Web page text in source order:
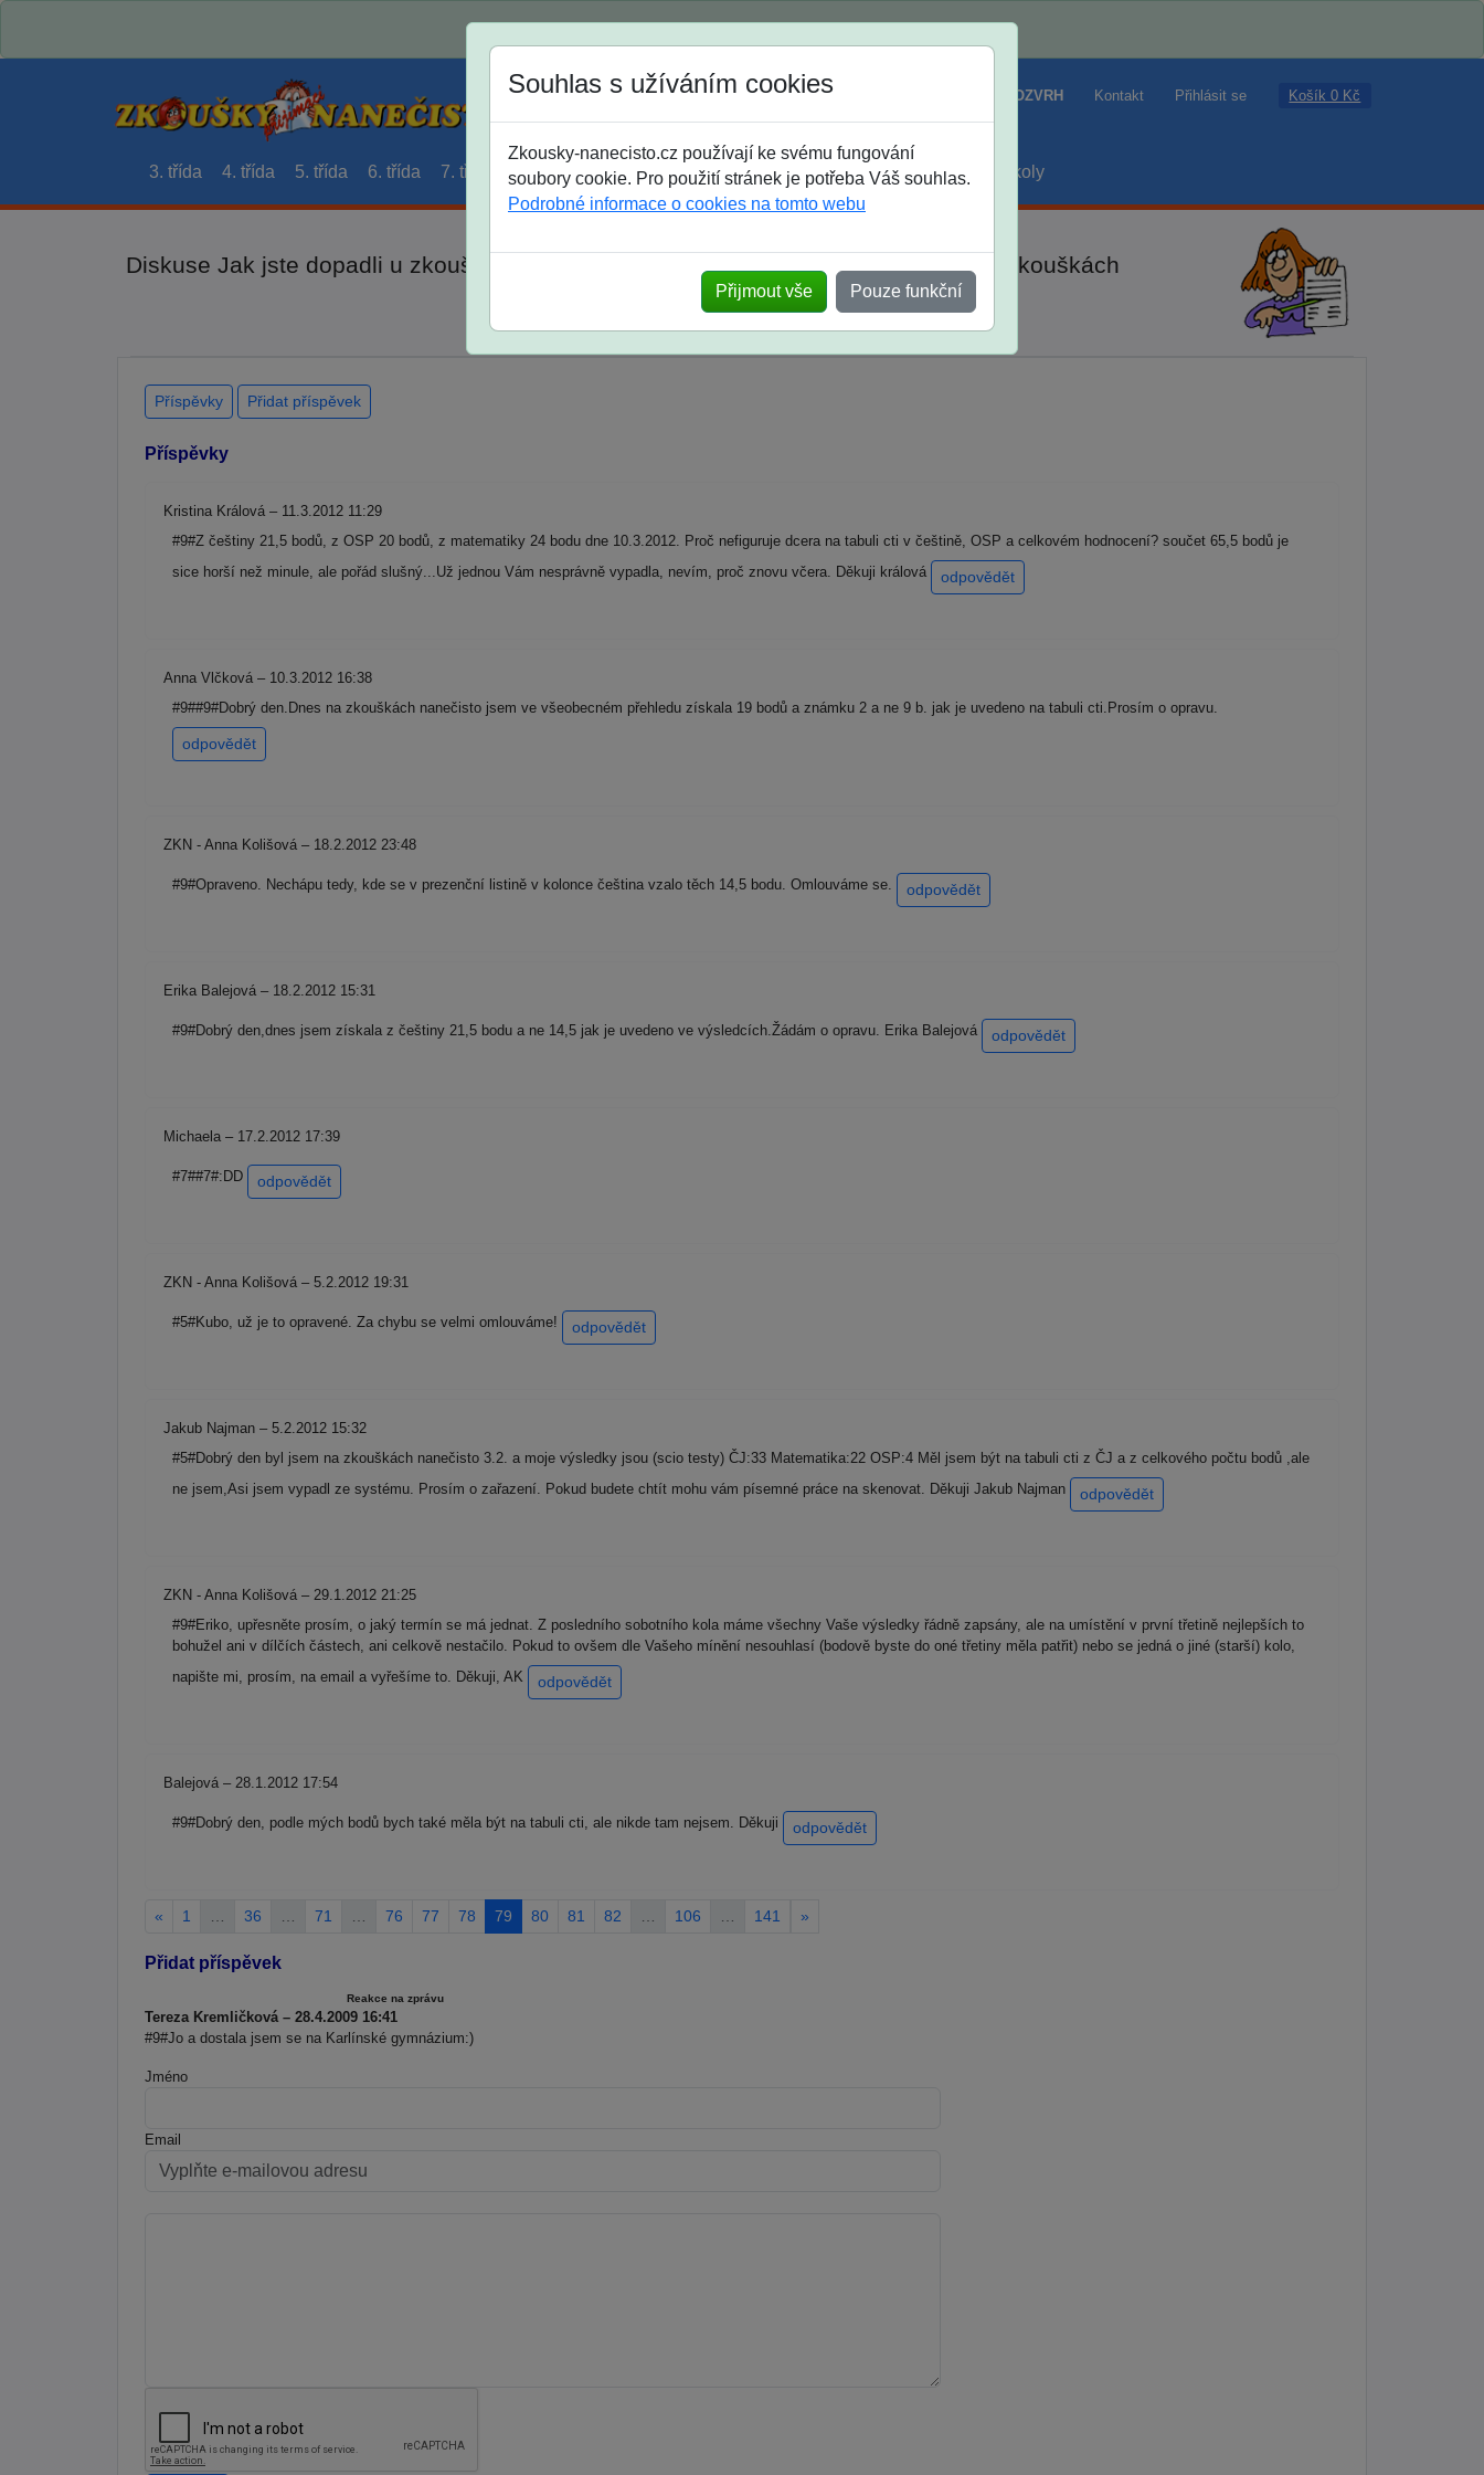
Jak si vybrat ROZVRH Kontakt Přihlásit se Košík 0 Kč
3. třída 4. třída 5. třída 6. třída 7. třída 8. třída 9. třída střední maturanti soutěže prázdniny školy
Diskuse Jak jste dopadli u zkoušek na SŠ? Vaše ohlasy po skutečných přijímacích zkouškách
Souhlas s užíváním cookies
Zkousky-nanecisto.cz používají ke svému fungování
soubory cookie. Pro použití stránek je potřeba Váš souhlas.
Podrobné informace o cookies na tomto webu
Přijmout vše Pouze funkční
Příspěvky Přidat příspěvek
Příspěvky
Kristina Králová – 11.3.2012 11:29
#9#Z češtiny 21,5 bodů, z OSP 20 bodů, z matematiky 24 bodu dne 10.3.2012. Proč nefiguruje dcera na tabuli cti v češtině, OSP a celkovém hodnocení? součet 65,5 bodů je
sice horší než minule, ale pořád slušný...Už jednou Vám nesprávně vypadla, nevím, proč znovu včera. Děkuji králová
odpovědět
Anna Vlčková – 10.3.2012 16:38
#9##9#Dobrý den.Dnes na zkouškách nanečisto jsem ve všeobecném přehledu získala 19 bodů a známku 2 a ne 9 b. jak je uvedeno na tabuli cti.Prosím o opravu.
odpovědět
ZKN - Anna Kolišová – 18.2.2012 23:48
#9#Opraveno. Nechápu tedy, kde se v prezenční listině v kolonce čeština vzalo těch 14,5 bodu. Omlouváme se. odpovědět
Erika Balejová – 18.2.2012 15:31
#9#Dobrý den,dnes jsem získala z češtiny 21,5 bodu a ne 14,5 jak je uvedeno ve výsledcích.Žádám o opravu. Erika Balejová odpovědět
Michaela – 17.2.2012 17:39
#7##7#:DD odpovědět
ZKN - Anna Kolišová – 5.2.2012 19:31
#5#Kubo, už je to opravené. Za chybu se velmi omlouváme! odpovědět
Jakub Najman – 5.2.2012 15:32
#5#Dobrý den byl jsem na zkouškách nanečisto 3.2. a moje výsledky jsou (scio testy) ČJ:33 Matematika:22 OSP:4 Měl jsem být na tabuli cti z ČJ a z celkového počtu bodů ,ale
ne jsem,Asi jsem vypadl ze systému. Prosím o zařazení. Pokud budete chtít mohu vám písemné práce na skenovat. Děkuji Jakub Najman
odpovědět
ZKN - Anna Kolišová – 29.1.2012 21:25
#9#Eriko, upřesněte prosím, o jaký termín se má jednat. Z posledního sobotního kola máme všechny Vaše výsledky řádně zapsány, ale na umístění v první třetině nejlepších to
bohužel ani v dílčích částech, ani celkově nestačilo. Pokud to ovšem dle Vašeho mínění nesouhlasí (bodově byste do oné třetiny měla patřit) nebo se jedná o jiné (starší) kolo,
napište mi, prosím, na email a vyřešíme to. Děkuji, AK
odpovědět
Balejová – 28.1.2012 17:54
#9#Dobrý den, podle mých bodů bych také měla být na tabuli cti, ale nikde tam nejsem. Děkuji odpovědět
« 1 36 71 76 77 78 79 80 81 82 106 141 »
Přidat příspěvek
Reakce na zprávu
Tereza Kremličková – 28.4.2009 16:41
#9#Jo a dostala jsem se na Karlínské gymnázium:)
Jméno
Email